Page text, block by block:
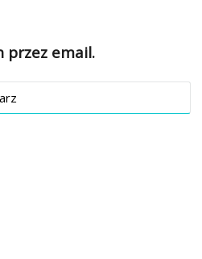
przez email.